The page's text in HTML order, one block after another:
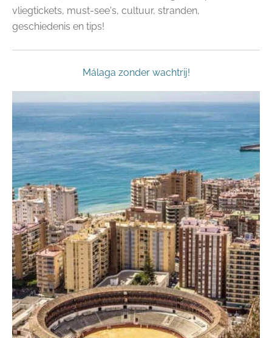
vliegtickets, must-see's, cultuur, stranden,
geschiedenis en tips!
Málaga zonder wachtrij!